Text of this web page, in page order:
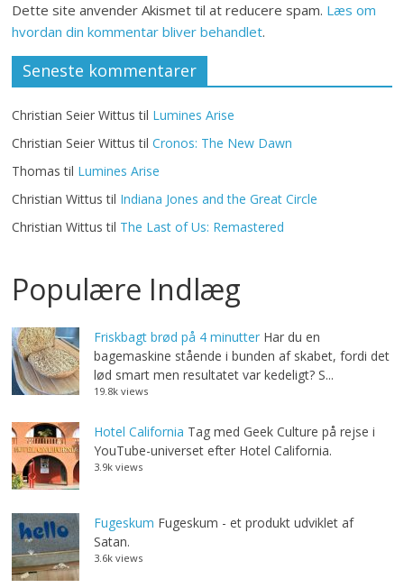
Dette site anvender Akismet til at reducere spam. Læs om
hvordan din kommentar bliver behandlet.
Seneste kommentarer
Christian Seier Wittus til Lumines Arise
Christian Seier Wittus tilCronos: The New Dawn
Thomas til Lumines Arise
Christian Wittus til Indiana Jones and the Great Circle
Christian Wittus til The Last of Us: Remastered
Populære Indlæg
Friskbagt brød på 4 minutter Har du en
bagemaskine stående i bunden af skabet, fordi det
lød smart men resultatet var kedeligt? S...
19.8k views
Hotel California Tag med Geek Culture på rejse i
YouTube-universet efter Hotel California.
3.9k views
Fugeskum Fugeskum - et produkt udviklet af
Satan.
3.6k views